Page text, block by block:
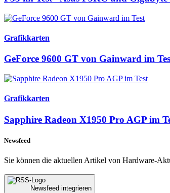
Grafikkarten
GeForce 9600 GT von Gainward im
Grafikkarten
Sapphire Radeon X1950 Pro AGP im
Newsfeed
Sie können die aktuellen Artikel von Hardware-
Newsfeed integrieren